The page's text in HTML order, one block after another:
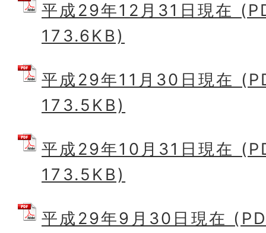
平成29年12月31日現在
173.6KB)
平成29年11月30日現在
173.5KB)
平成29年10月31日現在
173.5KB)
平成29年9月30日現在